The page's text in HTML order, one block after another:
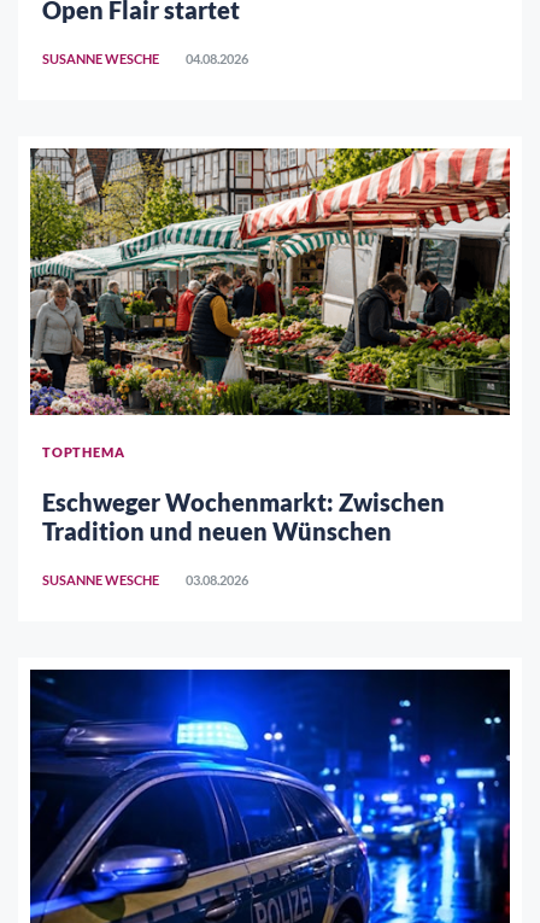
Open Flair startet
SUSANNE WESCHE 04.08.2026
TOPTHEMA
Eschweger Wochenmarkt: Zwischen
Tradition und neuen Wünschen
SUSANNE WESCHE 03.08.2026